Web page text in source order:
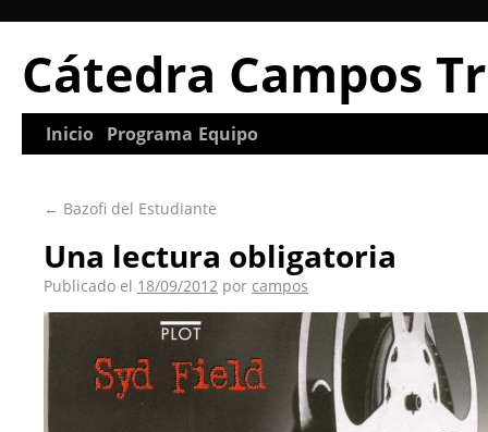
Cátedra Campos
Inicio Programa Equipo
← Bazofi del Estudiante
Una lectura obligatoria
Publicado el 18/09/2012 por campos